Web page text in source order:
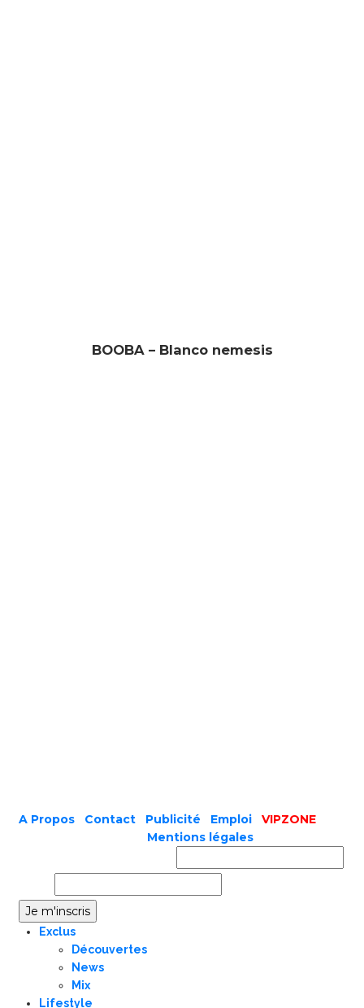
BOOBA – Blanco nemesis
A Propos Contact Publicité Emploi
VIPZONE
Mentions légales
Exclus
Découvertes
News
Mix
Lifestyle